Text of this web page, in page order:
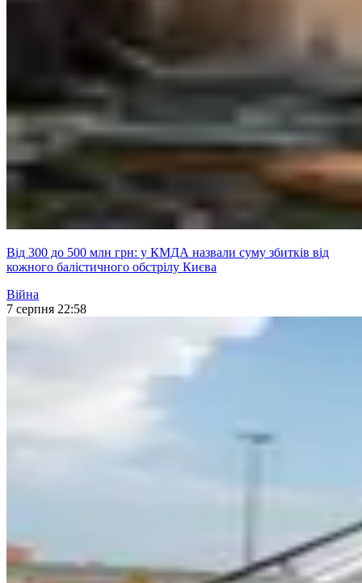
Від 300 до 500 млн грн: у КМДА назвали суму збитків від
кожного балістичного обстрілу Києва
Війна
7 серпня 22:58